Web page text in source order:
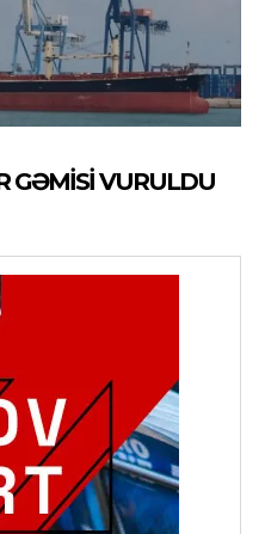
GƏMISI VURULDU